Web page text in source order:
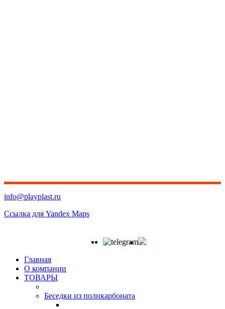
info@playplast.ru
Ссылка для Yandex Maps
Главная
О компании
ТОВАРЫ
Беседки из поликарбоната